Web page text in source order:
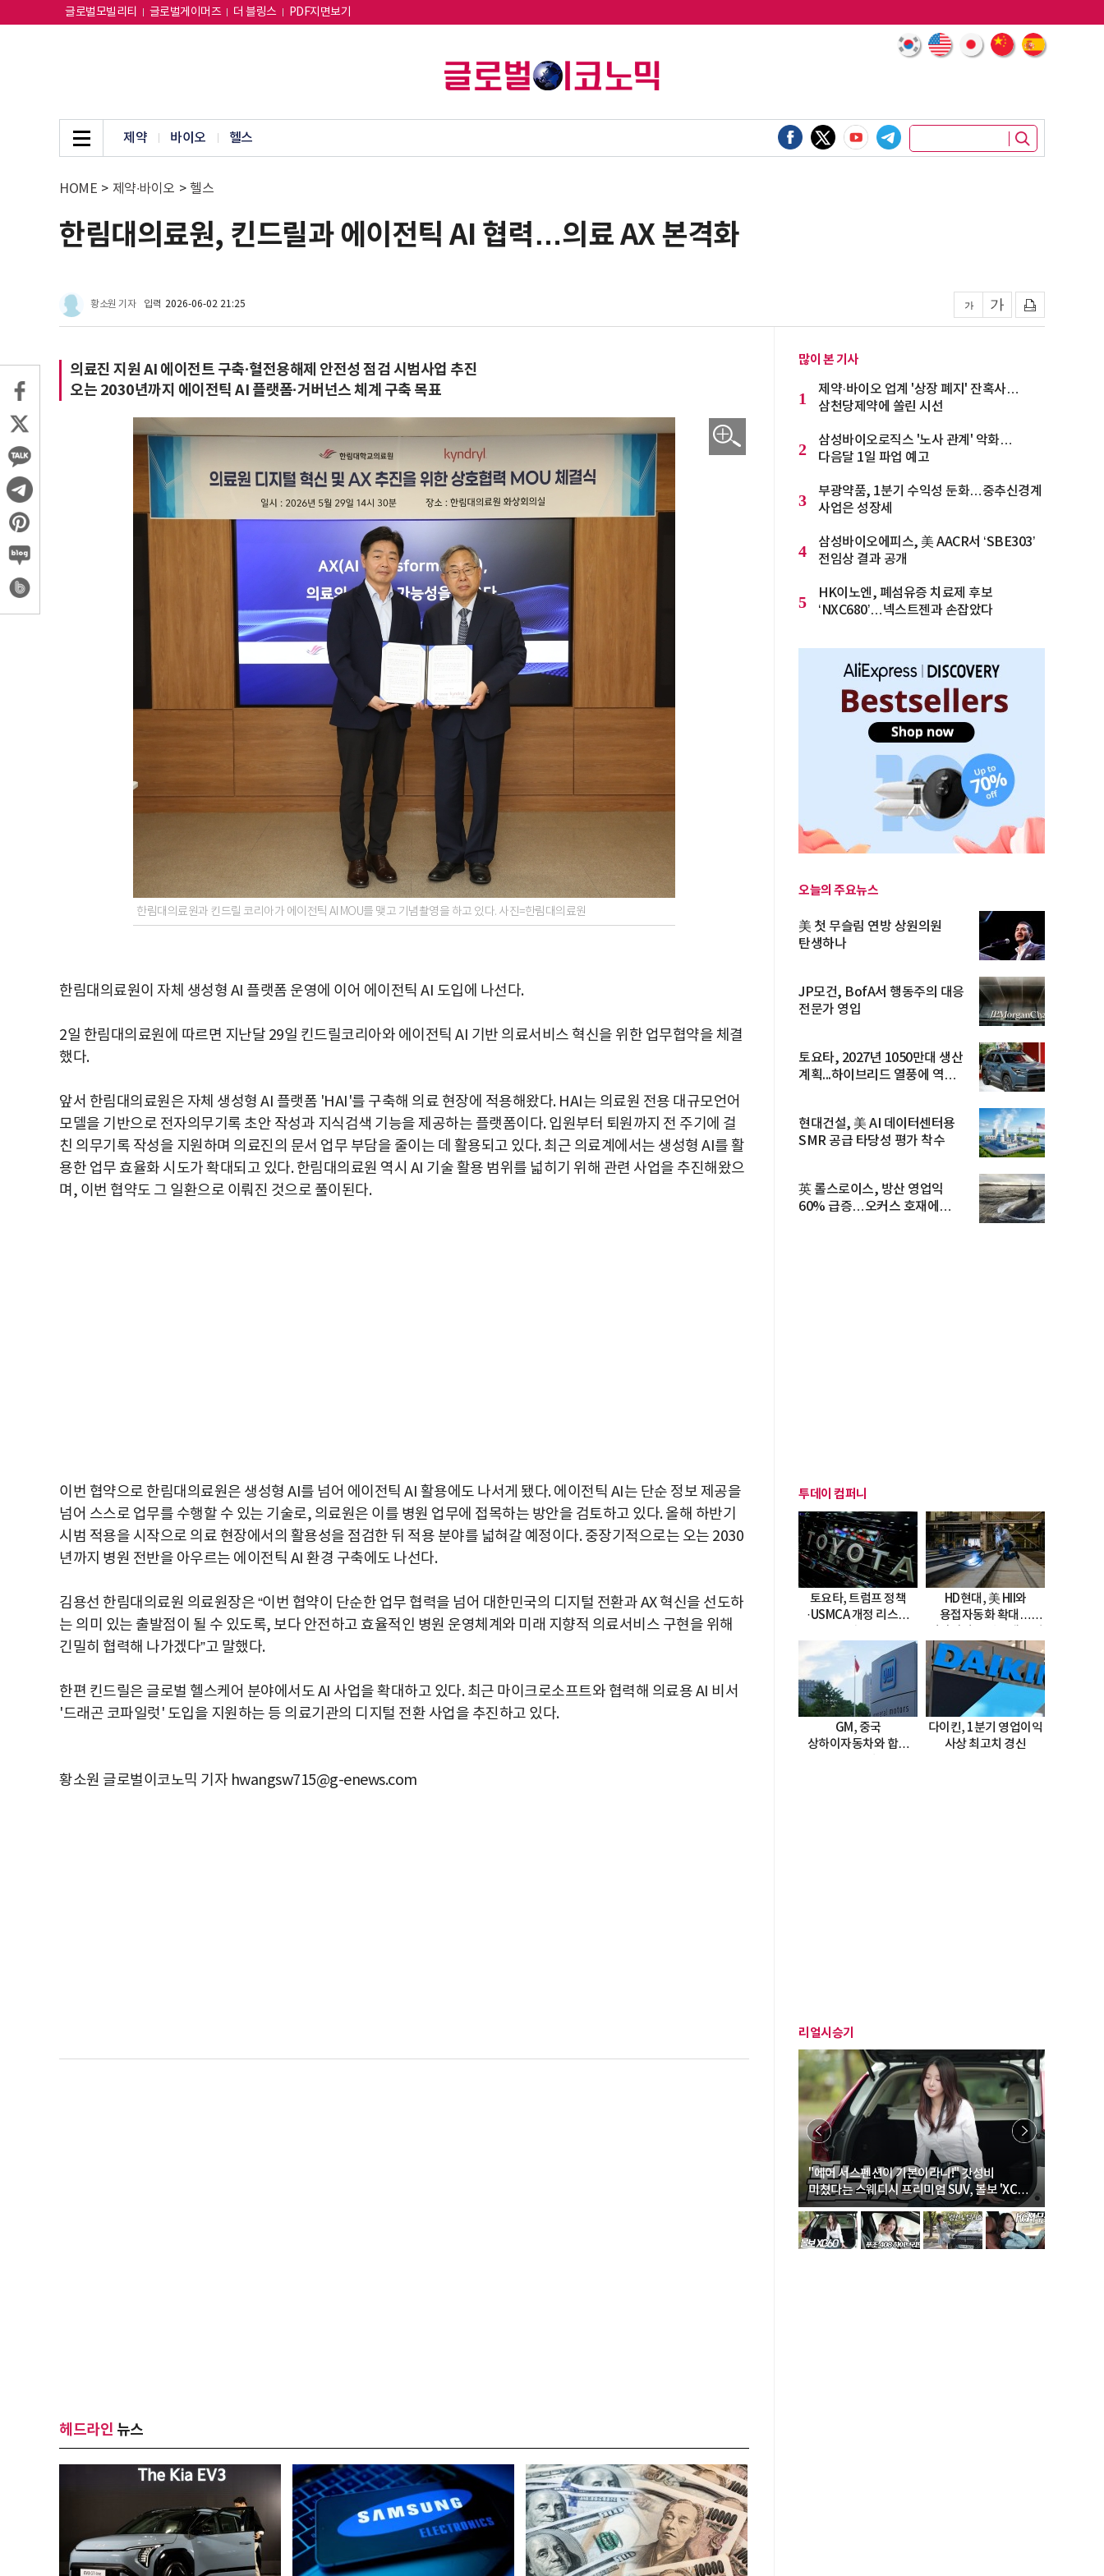
글로벌모빌리티 글로벌게이머즈 더 블링스 PDF지면보기
제약 바이오 헬스
HOME > 제약∙바이오 > 헬스
한림대의료원, 킨드릴과 에이전틱 AI 협력…의료 AX 본격화
황소원 기자 입력 2026-06-02 21:25
의료진 지원 AI 에이전트 구축·혈전용해제 안전성 점검 시범사업 추진
오는 2030년까지 에이전틱 AI 플랫폼·거버넌스 체계 구축 목표
한림대의료원과 킨드릴 코리아가 에이전틱 AI MOU를 맺고 기념촬영을 하고 있다. 사진=한림대의료원
한림대의료원이 자체 생성형 AI 플랫폼 운영에 이어 에이전틱 AI 도입에 나선다.
2일 한림대의료원에 따르면 지난달 29일 킨드릴코리아와 에이전틱 AI 기반 의료서비스 혁신을 위한 업무협약을 체결
했다.
앞서 한림대의료원은 자체 생성형 AI 플랫폼 'HAI'를 구축해 의료 현장에 적용해왔다. HAI는 의료원 전용 대규모언어
모델을 기반으로 전자의무기록 초안 작성과 지식검색 기능을 제공하는 플랫폼이다. 입원부터 퇴원까지 전 주기에 걸
친 의무기록 작성을 지원하며 의료진의 문서 업무 부담을 줄이는 데 활용되고 있다. 최근 의료계에서는 생성형 AI를 활
용한 업무 효율화 시도가 확대되고 있다. 한림대의료원 역시 AI 기술 활용 범위를 넓히기 위해 관련 사업을 추진해왔으
며, 이번 협약도 그 일환으로 이뤄진 것으로 풀이된다.
이번 협약으로 한림대의료원은 생성형 AI를 넘어 에이전틱 AI 활용에도 나서게 됐다. 에이전틱 AI는 단순 정보 제공을
넘어 스스로 업무를 수행할 수 있는 기술로, 의료원은 이를 병원 업무에 접목하는 방안을 검토하고 있다. 올해 하반기
시범 적용을 시작으로 의료 현장에서의 활용성을 점검한 뒤 적용 분야를 넓혀갈 예정이다. 중장기적으로는 오는 2030
년까지 병원 전반을 아우르는 에이전틱 AI 환경 구축에도 나선다.
김용선 한림대의료원 의료원장은 “이번 협약이 단순한 업무 협력을 넘어 대한민국의 디지털 전환과 AX 혁신을 선도하
는 의미 있는 출발점이 될 수 있도록, 보다 안전하고 효율적인 병원 운영체계와 미래 지향적 의료서비스 구현을 위해
긴밀히 협력해 나가겠다”고 말했다.
한편 킨드릴은 글로벌 헬스케어 분야에서도 AI 사업을 확대하고 있다. 최근 마이크로소프트와 협력해 의료용 AI 비서
'드래곤 코파일럿' 도입을 지원하는 등 의료기관의 디지털 전환 사업을 추진하고 있다.
황소원 글로벌이코노믹 기자 hwangsw715@g-enews.com
헤드라인 뉴스
많이 본 기사
1
제약·바이오 업계 '상장 폐지' 잔혹사…
삼천당제약에 쏠린 시선
2
삼성바이오로직스 '노사 관계' 악화…
다음달 1일 파업 예고
3
부광약품, 1분기 수익성 둔화…중추신경계
사업은 성장세
4
삼성바이오에피스, 美 AACR서 ‘SBE303’
전임상 결과 공개
5
HK이노엔, 폐섬유증 치료제 후보
‘NXC680’…넥스트젠과 손잡았다
오늘의 주요뉴스
美 첫 무슬림 연방 상원의원
탄생하나
JP모건, BofA서 행동주의 대응
전문가 영입
토요타, 2027년 1050만대 생산
계획...하이브리드 열풍에 역대
현대건설, 美 AI 데이터센터용
SMR 공급 타당성 평가 착수
英 롤스로이스, 방산 영업익
60% 급증…오커스 호재에
투데이 컴퍼니
토요타, 트럼프 정책
·USMCA 개정 리스크
HD현대, 美 HII와
용접자동화 확대…
도입
GM, 중국
상하이자동차와 합작
다이킨, 1분기 영업이익
사상 최고치 경신
리얼시승기
"에어 서스펜션이 기본이라니!" 갓성비
미쳤다는 스웨디시 프리미엄 SUV, 볼보 'XC60
B5 울트라'